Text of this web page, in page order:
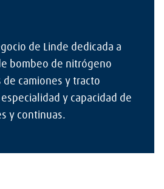
de Linde dedicada a
bombeo de nitrógeno
camiones y tracto
y capacidad de
y continuas.